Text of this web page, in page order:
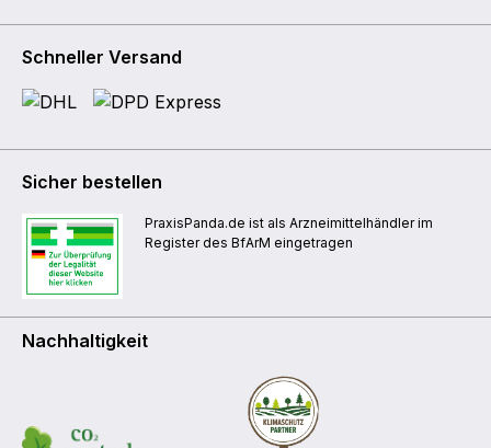
Schneller Versand
Sicher bestellen
PraxisPanda.de ist als Arzneimittelhändler im
Register des BfArM eingetragen
Nachhaltigkeit